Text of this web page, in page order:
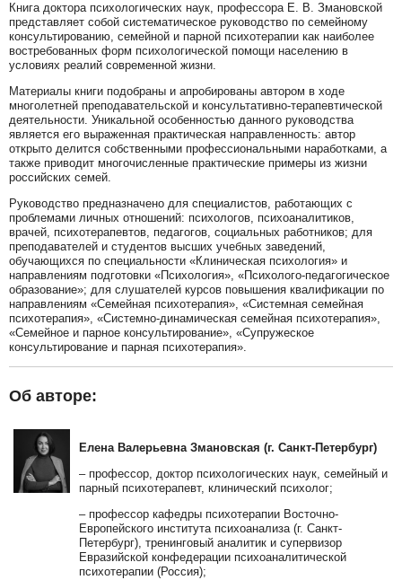
Книга доктора психологических наук, профессора Е. В. Змановской
представляет собой систематическое руководство по семейному
консультированию, семейной и парной психотерапии как наиболее
востребованных форм психологической помощи населению в
условиях реалий современной жизни.
Материалы книги подобраны и апробированы автором в ходе
многолетней преподавательской и консультативно-терапевтической
деятельности. Уникальной особенностью данного руководства
является его выраженная практическая направленность: автор
открыто делится собственными профессиональными наработками, а
также приводит многочисленные практические примеры из жизни
российских семей.
Руководство предназначено для специалистов, работающих с
проблемами личных отношений: психологов, психоаналитиков,
врачей, психотерапевтов, педагогов, социальных работников; для
преподавателей и студентов высших учебных заведений,
обучающихся по специальности «Клиническая психология» и
направлениям подготовки «Психология», «Психолого-педагогическое
образование»; для слушателей курсов повышения квалификации по
направлениям «Семейная психотерапия», «Системная семейная
психотерапия», «Системно-динамическая семейная психотерапия»,
«Семейное и парное консультирование», «Супружеское
консультирование и парная психотерапия».
Об авторе:
Елена Валерьевна Змановская (г. Санкт-Петербург)
– профессор, доктор психологических наук, семейный и
парный психотерапевт, клинический психолог;
– профессор кафедры психотерапии Восточно-
Европейского института психоанализа (г. Санкт-
Петербург), тренинговый аналитик и супервизор
Евразийской конфедерации психоаналитической
психотерапии (Россия);